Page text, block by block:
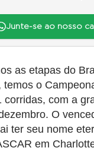
Junte-se ao nosso
as etapas do
temos o
corridas, com a
O
ter seu nome
em